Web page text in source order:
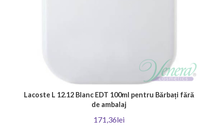
Lacoste L 12.12 Blanc EDT 100ml pentru Bărbați fără
de ambalaj
171,36lei